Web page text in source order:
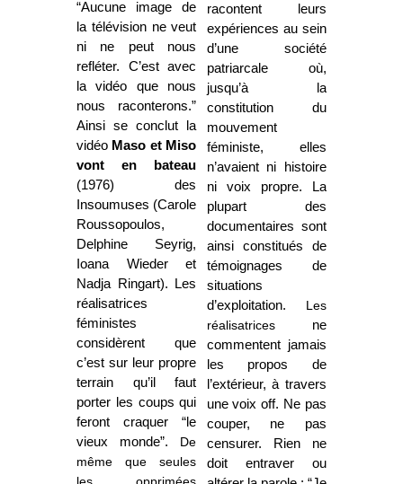
“Aucune image de
la télévision ne veut
ni ne peut nous
refléter. C’est avec
la vidéo que nous
nous raconterons.”
Ainsi se conclut la
vidéo Maso et Miso
vont en bateau
(1976) des
Insoumuses (Carole
Roussopoulos,
Delphine Seyrig,
Ioana Wieder et
Nadja Ringart). Les
réalisatrices
féministes
considèrent que
c’est sur leur propre
terrain qu’il faut
porter les coups qui
feront craquer “le
vieux monde”. De
même que seules
racontent leurs
expériences au sein
d’une société
patriarcale où,
jusqu’à la
constitution du
mouvement
féministe, elles
n’avaient ni histoire
ni voix propre. La
plupart des
documentaires sont
ainsi constitués de
témoignages de
situations
d’exploitation. Les
réalisatrices ne
commentent jamais
les propos de
l’extérieur, à travers
une voix off. Ne pas
couper, ne pas
censurer. Rien ne
doit entraver ou